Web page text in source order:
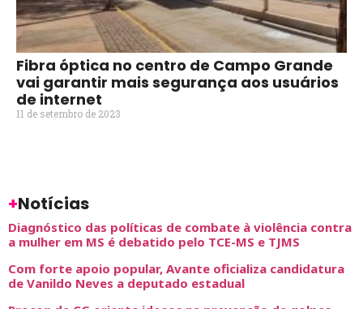
Fibra óptica no centro de Campo Grande
vai garantir mais segurança aos usuários
de internet
11 de setembro de 2023
+Notícias
Diagnóstico das políticas de combate à violência contra
a mulher em MS é debatido pelo TCE-MS e TJMS
Com forte apoio popular, Avante oficializa candidatura
de Vanildo Neves a deputado estadual